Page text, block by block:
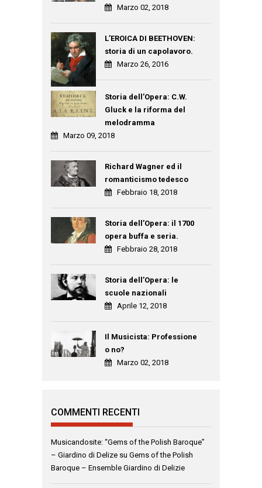
Marzo 02, 2018
L’EROICA DI BEETHOVEN:
storia di un capolavoro.
Marzo 26, 2016
Storia dell’Opera: C.W.
Gluck e la riforma del
melodramma
Marzo 09, 2018
Richard Wagner ed il
romanticismo tedesco
Febbraio 18, 2018
Storia dell’Opera: il 1700
opera buffa e seria.
Febbraio 28, 2018
Storia dell’Opera: le
scuole nazionali
Aprile 12, 2018
Il Musicista: Professione
o no?
Marzo 02, 2018
COMMENTI RECENTI
Musicandosite: “Gems of the Polish Baroque”
– Giardino di Delize su Gems of the Polish
Baroque – Ensemble Giardino di Delizie